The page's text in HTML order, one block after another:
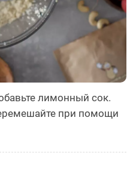
лимонный сок.
при помощи